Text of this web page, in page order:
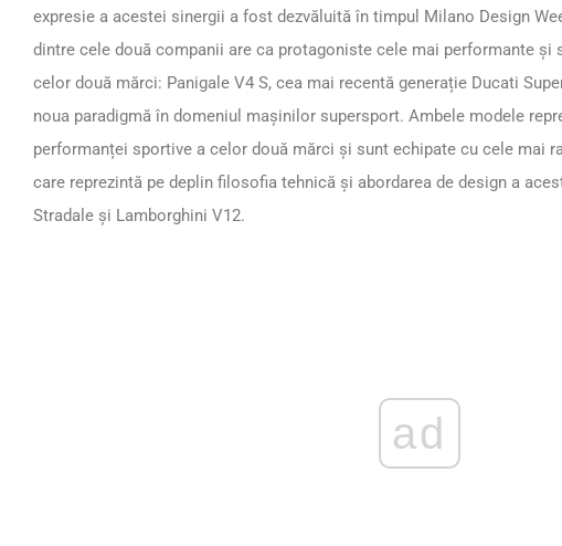
expresie a acestei sinergii a fost dezvăluită în timpul Milano Design
dintre cele două companii are ca protagoniste cele mai performante și
celor două mărci: Panigale V4 S, cea mai recentă generație Ducati
noua paradigmă în domeniul mașinilor supersport. Ambele modele
performanței sportive a celor două mărci și sunt echipate cu cele mai
care reprezintă pe deplin filosofia tehnică și abordarea de design a
Stradale și Lamborghini V12.
ad